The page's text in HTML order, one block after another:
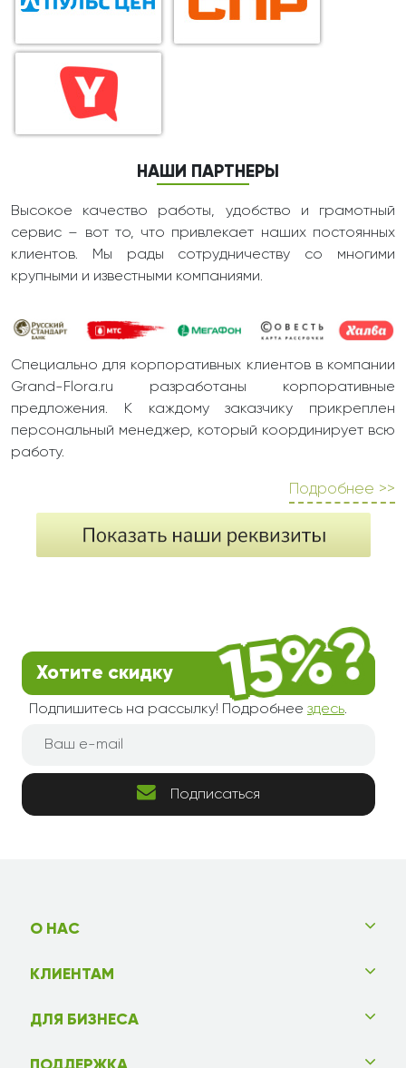
НАШИ ПАРТНЕРЫ
Высокое качество работы, удобство и грамотный
сервис – вот то, что привлекает наших постоянных
клиентов. Мы рады сотрудничеству со многими
крупными и известными компаниями.
Специально для корпоративных клиентов в компании
Grand-Flora.ru разработаны корпоративные
предложения. К каждому заказчику прикреплен
персональный менеджер, который координирует всю
работу.
Подробнее >>
Хотите скидку
Подпишитесь на рассылку! Подробнее здесь.
Подписаться
О НАС
КЛИЕНТАМ
ДЛЯ БИЗНЕСА